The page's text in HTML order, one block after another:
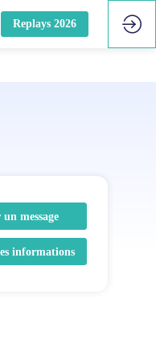
Replays 2026
message
informations